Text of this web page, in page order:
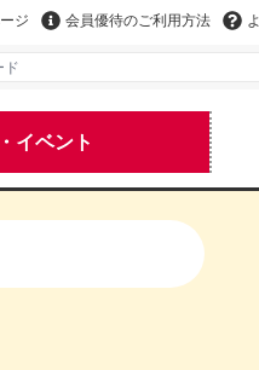
ジ 会員優待のご利用方法
イベント